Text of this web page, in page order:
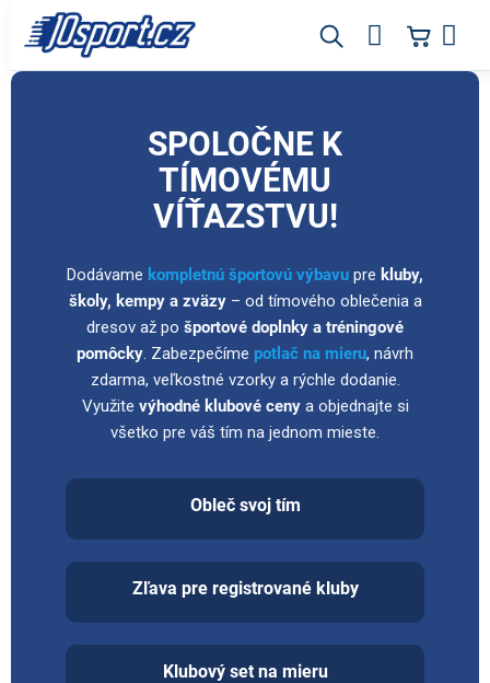
obsah
Tímová zóna – vybavenie a zázemie
SPOLOČNE K
TÍMOVÉMU
VÍŤAZSTVU!
Dodávame kompletnú športovú výbavu pre kluby,
školy, kempy a zväzy– od tímového oblečenia a
dresov až po športové doplnky a tréningové
pomôcky. Zabezpečíme potlač na mieru, návrh
zdarma, veľkostné vzorky a rýchle dodanie.
Využite výhodné klubové cenya objednajte si
všetko pre váš tím na jednom mieste.
Obleč svoj tím
Zľava pre registrované kluby
Klubový set na mieru